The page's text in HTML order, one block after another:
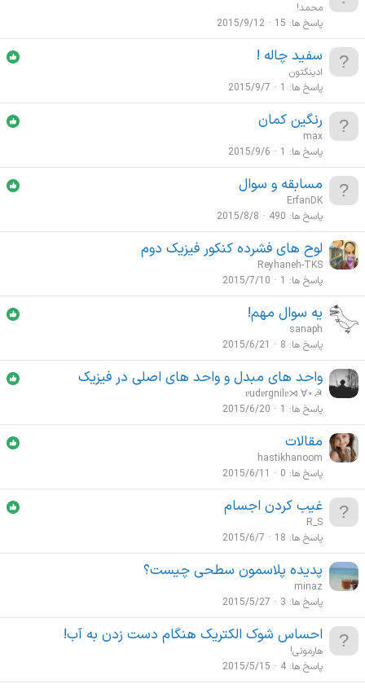
محمد!
پاسخ ها 15
2015/9/12
سفید چاله !
ادینگتون
پاسخ ها
1
2015/9/7
رنگین کمان
max
پاسخ ها
1
2015/9/6
مسابقه و سوال
ErfanDK
پاسخ ها 490
2015/8/8
لوح های فشرده کنکور فیزیک دوم
Reyhaneh-TKS
پاسخ ها
1
2015/7/10
یه سوال مهم!
sanaph
پاسخ ها 8
2015/6/21
واحد های مبدل و واحد های اصلی در فیزیک
ɐudɐrgnilɐ⋊.∀⋆☭
پاسخ ها
1
2015/6/20
مقالات
hastikhanoom
پاسخ ها 0
2015/6/11
غیب کردن اجسام
R_S
پاسخ ها 18
2015/6/7
پدیده پلاسمون سطحی چیست؟
minaz
پاسخ ها 3
2015/5/27
احساس شوک الکتریک هنگام دست زدن به آب!
هارمونی!
پاسخ ها 4
2015/5/15